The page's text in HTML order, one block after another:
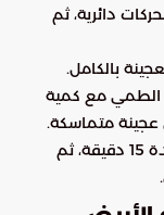
دائرية، ثم
بالكامل.
الطمي مع كمية
عجينة متماسكة.
تطبق العجينة على بشرة نظيفة وتترك لمدة 15 دقيقة، ثم